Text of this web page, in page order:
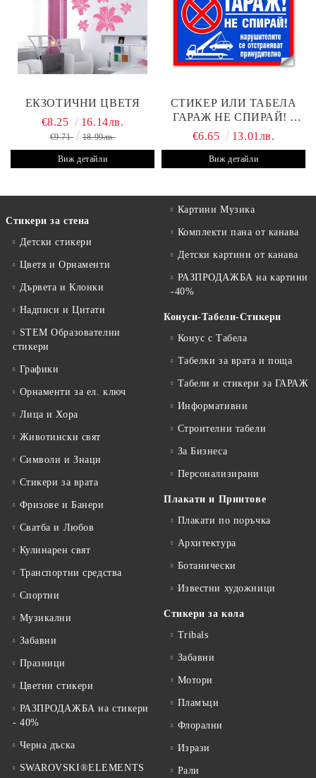
ЕКЗОТИЧНИ ЦВЕТЯ
€8.25 16.14лв.
€9.71 18.99лв.
Виж детайли
СТИКЕР ИЛИ ТАБЕЛА
ГАРАЖ НЕ СПИРАЙ! -
30Х19 СМ
€6.65 13.01лв.
Виж детайли
Стикери за стена
Детски стикери
Цветя и Орнаменти
Дървета и Клонки
Надписи и Цитати
STEM Образователни
стикери
Графики
Орнаменти за ел. ключ
Лица и Хора
Животински свят
Символи и Знаци
Стикери за врата
Фризове и Банери
Сватба и Любов
Кулинарен свят
Транспортни средства
Спортни
Музикални
Забавни
Празници
Цветни стикери
РАЗПРОДАЖБА на стикери
- 40%
Черна дъска
SWAROVSKI®ELEMENTS
Картини Музика
Комплекти пана от канава
Детски картини от канава
РАЗПРОДАЖБА на картини
-40%
Конуси-Табели-Стикери
Конус с Табела
Табелки за врата и поща
Табели и стикери за ГАРАЖ
Информативни
Строителни табели
За Бизнеса
Персонализирани
Плакати и Принтове
Плакати по поръчка
Архитектура
Ботанически
Известни художници
Стикери за кола
Tribals
Забавни
Мотори
Пламъци
Флорални
Изрази
Рали